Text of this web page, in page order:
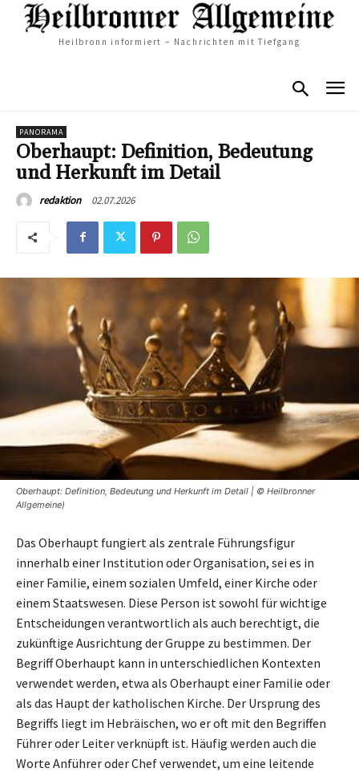
Heilbronn informiert – Nachrichten mit Tiefgang
PANORAMA
Oberhaupt: Definition, Bedeutung
und Herkunft im Detail
redaktion 02.07.2026
Oberhaupt: Definition, Bedeutung und Herkunft im Detail | © Heilbronner
Allgemeine)
Das Oberhaupt fungiert als zentrale Führungsfigur
innerhalb einer Institution oder Organisation, sei es in
einer Familie, einem sozialen Umfeld, einer Kirche oder
einem Staatswesen. Diese Person ist sowohl für wichtige
Entscheidungen verantwortlich als auch berechtigt, die
zukünftige Ausrichtung der Gruppe zu bestimmen. Der
Begriff Oberhaupt kann in unterschiedlichen Kontexten
verwendet werden, etwa als Oberhaupt einer Familie oder
als das Haupt der katholischen Kirche. Der Ursprung des
Begriffs liegt im Hebräischen, wo er oft mit den Begriffen
Führer oder Leiter verknüpft ist. Häufig werden auch die
Worte Anführer oder Chef verwendet, um eine leitende